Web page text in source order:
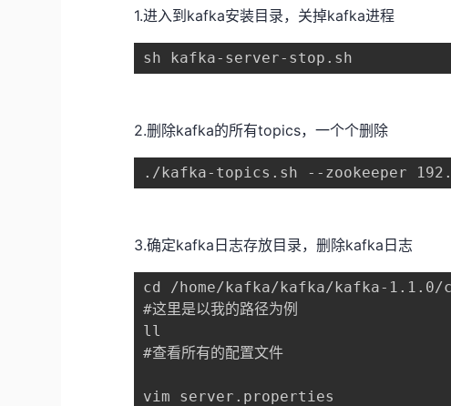
1.进入到kafka安装目录，关掉kafka进程
sh kafka-server-stop.sh
2.删除kafka的所有topics，一个个删除
./kafka-topics.sh --zookeeper
3.确定kafka日志存放目录，删除kafka日志
cd /home/kafka/kafka/kafka-
#这里是以我的路径为例
ll
#查看所有的配置文件
vim server.properties